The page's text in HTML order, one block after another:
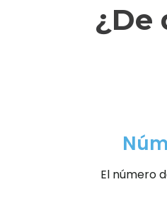
¿De
El número